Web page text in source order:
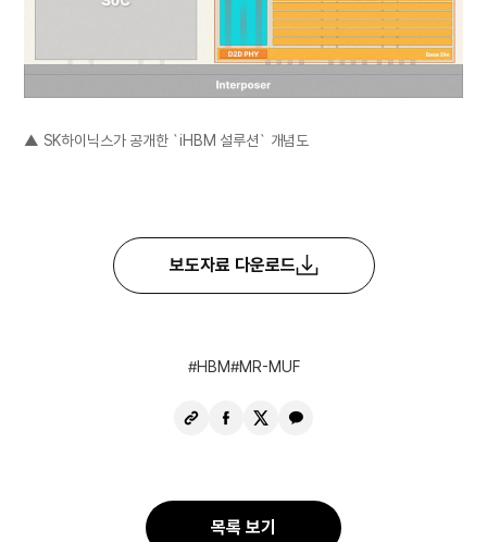
▲ SK하이닉스가 공개한 `iHBM 설루션` 개념도
보도자료 다운로드
HBM MR-MUF
URL
페
공
X
카
목록 보기